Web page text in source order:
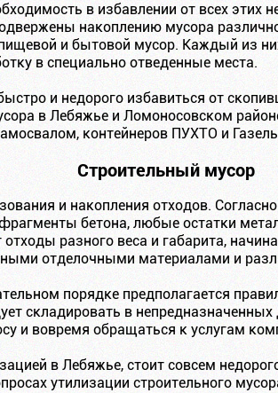
в избавлении от всех
накоплению мусора
и бытовой мусор. Каждый из
в специально отведенные места.
и недорого избавиться от
в Лебяжье и Ломоносовском
контейнеров ПУХТО и
Строительный мусор
и накопления отходов.
бетона, любые остатки
разного веса и габарита,
отделочными материалами и
порядке предполагается
складировать в
и вовремя обращаться к услугам
в Лебяжье, стоит совсем
утилизации строительного